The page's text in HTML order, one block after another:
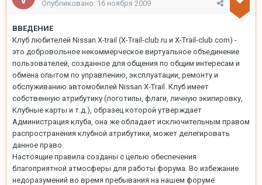
Опубликовано: 16 ноября 2009
ВВЕДЕНИЕ
Клуб любителей Nissan X-trail (X-Trail-club.ru и X-Trail-club.com) -
это добровольное некоммерческое виртуальное объединение
пользователей, созданное для общения по общим интересам и
обмена опытом по управлению, эксплуатации, ремонту и
обслуживанию автомобилей Nissan X-Trail. Клуб имеет
собственную атрибутику (логотипы, флаги, личную экипировку,
Клубные карты и т.д.), образец которой утверждает
Администрация клуба, она же обладает исключительным правом
распространения клубной атрибутики, может делегировать
данное право.
Настоящие правила созданы с целью обеспечения
благоприятной атмосферы для работы форума. Во избежание
недоразумений во время пребывания на нашем форуме